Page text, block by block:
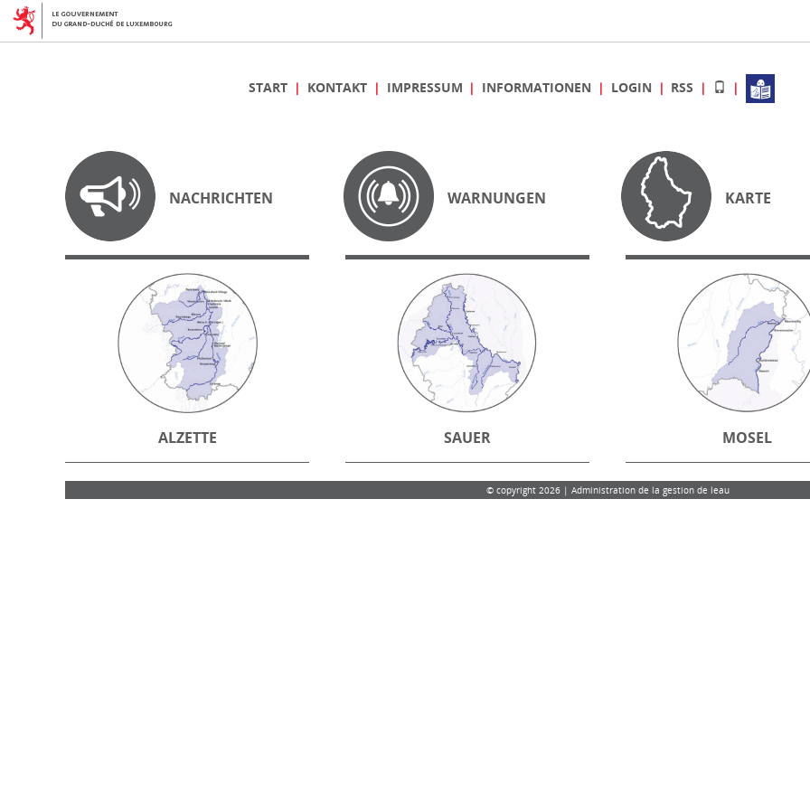
START KONTAKT IMPRESSUM INFORMATIONEN LOGIN RSS
NACHRICHTEN WARNUNGEN KARTE
ALZETTE SAUER MOSEL
© copyright 2026 | Administration de la gestion de leau